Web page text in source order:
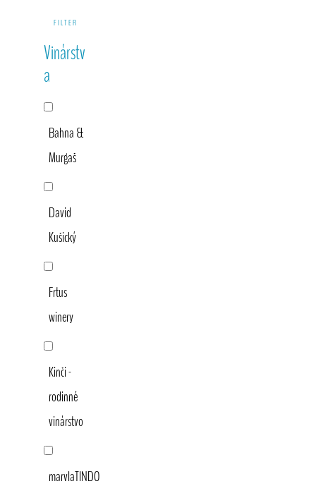
Sidebar
FILTER
Vinárstv
a
Bahna &
Murgaš
David
Kušický
Frtus
winery
Kinči -
rodinné
vinárstvo
marvlaTINDO